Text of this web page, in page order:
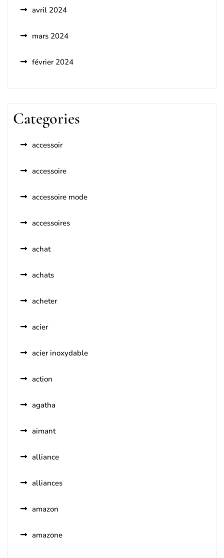
avril 2024
mars 2024
février 2024
Categories
accessoir
accessoire
accessoire mode
accessoires
achat
achats
acheter
acier
acier inoxydable
action
agatha
aimant
alliance
alliances
amazon
amazone